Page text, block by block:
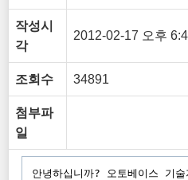
작성시
각
2012-02-17 오후
조회수 34891
첨부파
일